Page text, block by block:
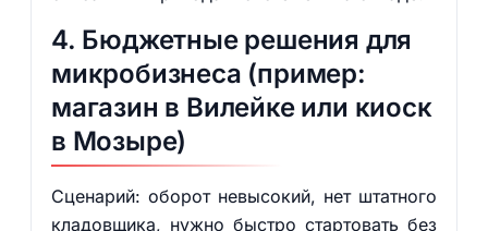
4. Бюджетные решения для
микробизнеса (пример:
магазин в Вилейке или киоск
в Мозыре)
Сценарий: оборот невысокий, нет штатного
кладовщика, нужно быстро стартовать без